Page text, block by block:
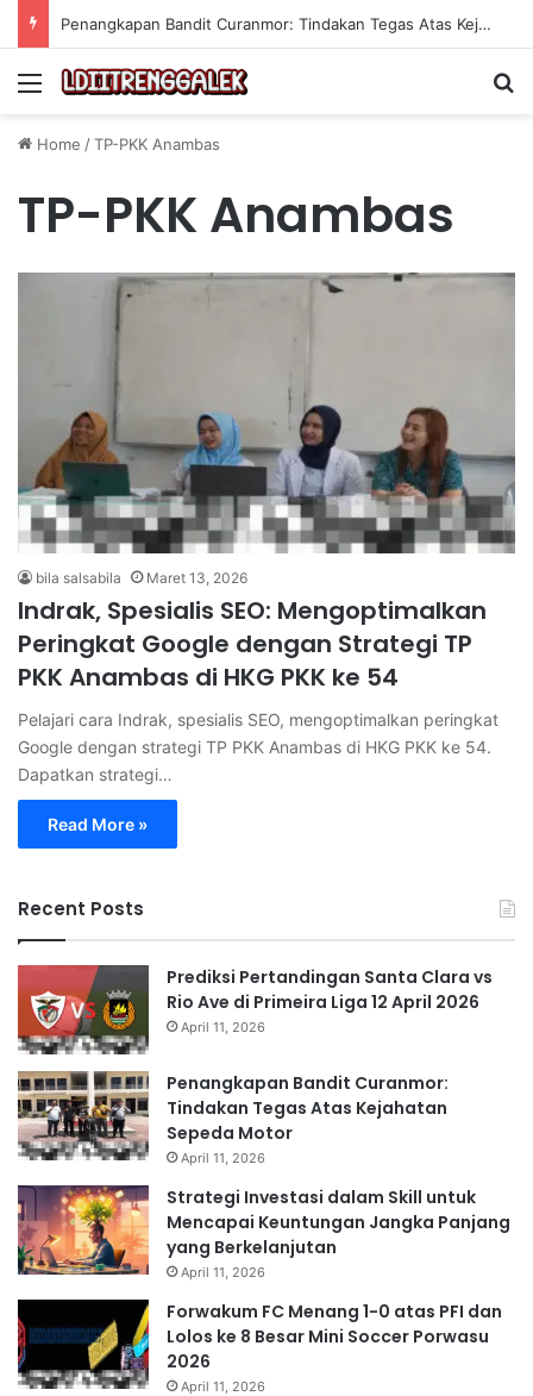
Penangkapan Bandit Curanmor: Tindakan Tegas Atas Kejahatan Sepeda Motor
Menu
Home /TP-PKK Anambas
TP-PKK Anambas
bila salsabila Maret 13, 2026
Indrak, Spesialis SEO: Mengoptimalkan
Peringkat Google dengan Strategi TP
PKK Anambas di HKG PKK ke 54
Pelajari cara Indrak, spesialis SEO, mengoptimalkan peringkat
Google dengan strategi TP PKK Anambas di HKG PKK ke 54.
Dapatkan strategi…
Read More »
Recent Posts
Prediksi Pertandingan Santa Clara vs
Rio Ave di Primeira Liga 12 April 2026
April 11, 2026
Penangkapan Bandit Curanmor:
Tindakan Tegas Atas Kejahatan
Sepeda Motor
April 11, 2026
Strategi Investasi dalam Skill untuk
Mencapai Keuntungan Jangka Panjang
yang Berkelanjutan
April 11, 2026
Forwakum FC Menang 1-0 atas PFI dan
Lolos ke 8 Besar Mini Soccer Porwasu
2026
April 11, 2026